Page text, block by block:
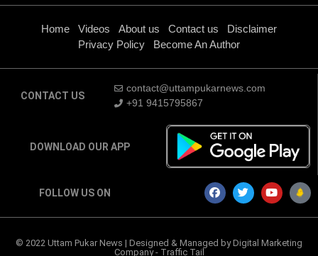
Home Videos About us Contact us
Disclaimer
Privacy Policy
Become An Author
CONTACT US
contact@uttampukarnews.com
+91 9415795867
DOWNLOAD OUR APP
FOLLOW US ON
© 2022 Uttam Pukar News | Designed & Managed byDigital Marketing
Company- Traffic Tail